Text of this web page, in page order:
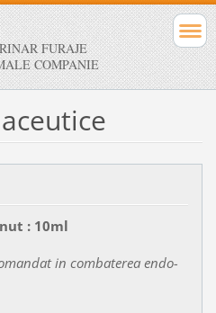
FURAJE
COMPANIE
: 10ml
in combaterea endo-